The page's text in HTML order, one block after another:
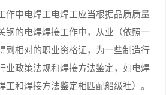
作中电焊工电焊工应当根据品质质量
钢的电焊焊接工作中，从业（依照一
到相对的职业资格证，为一些制造行
业政策法规和焊接方法鉴定，如电焊
和焊接方法鉴定相匹配船级社）。